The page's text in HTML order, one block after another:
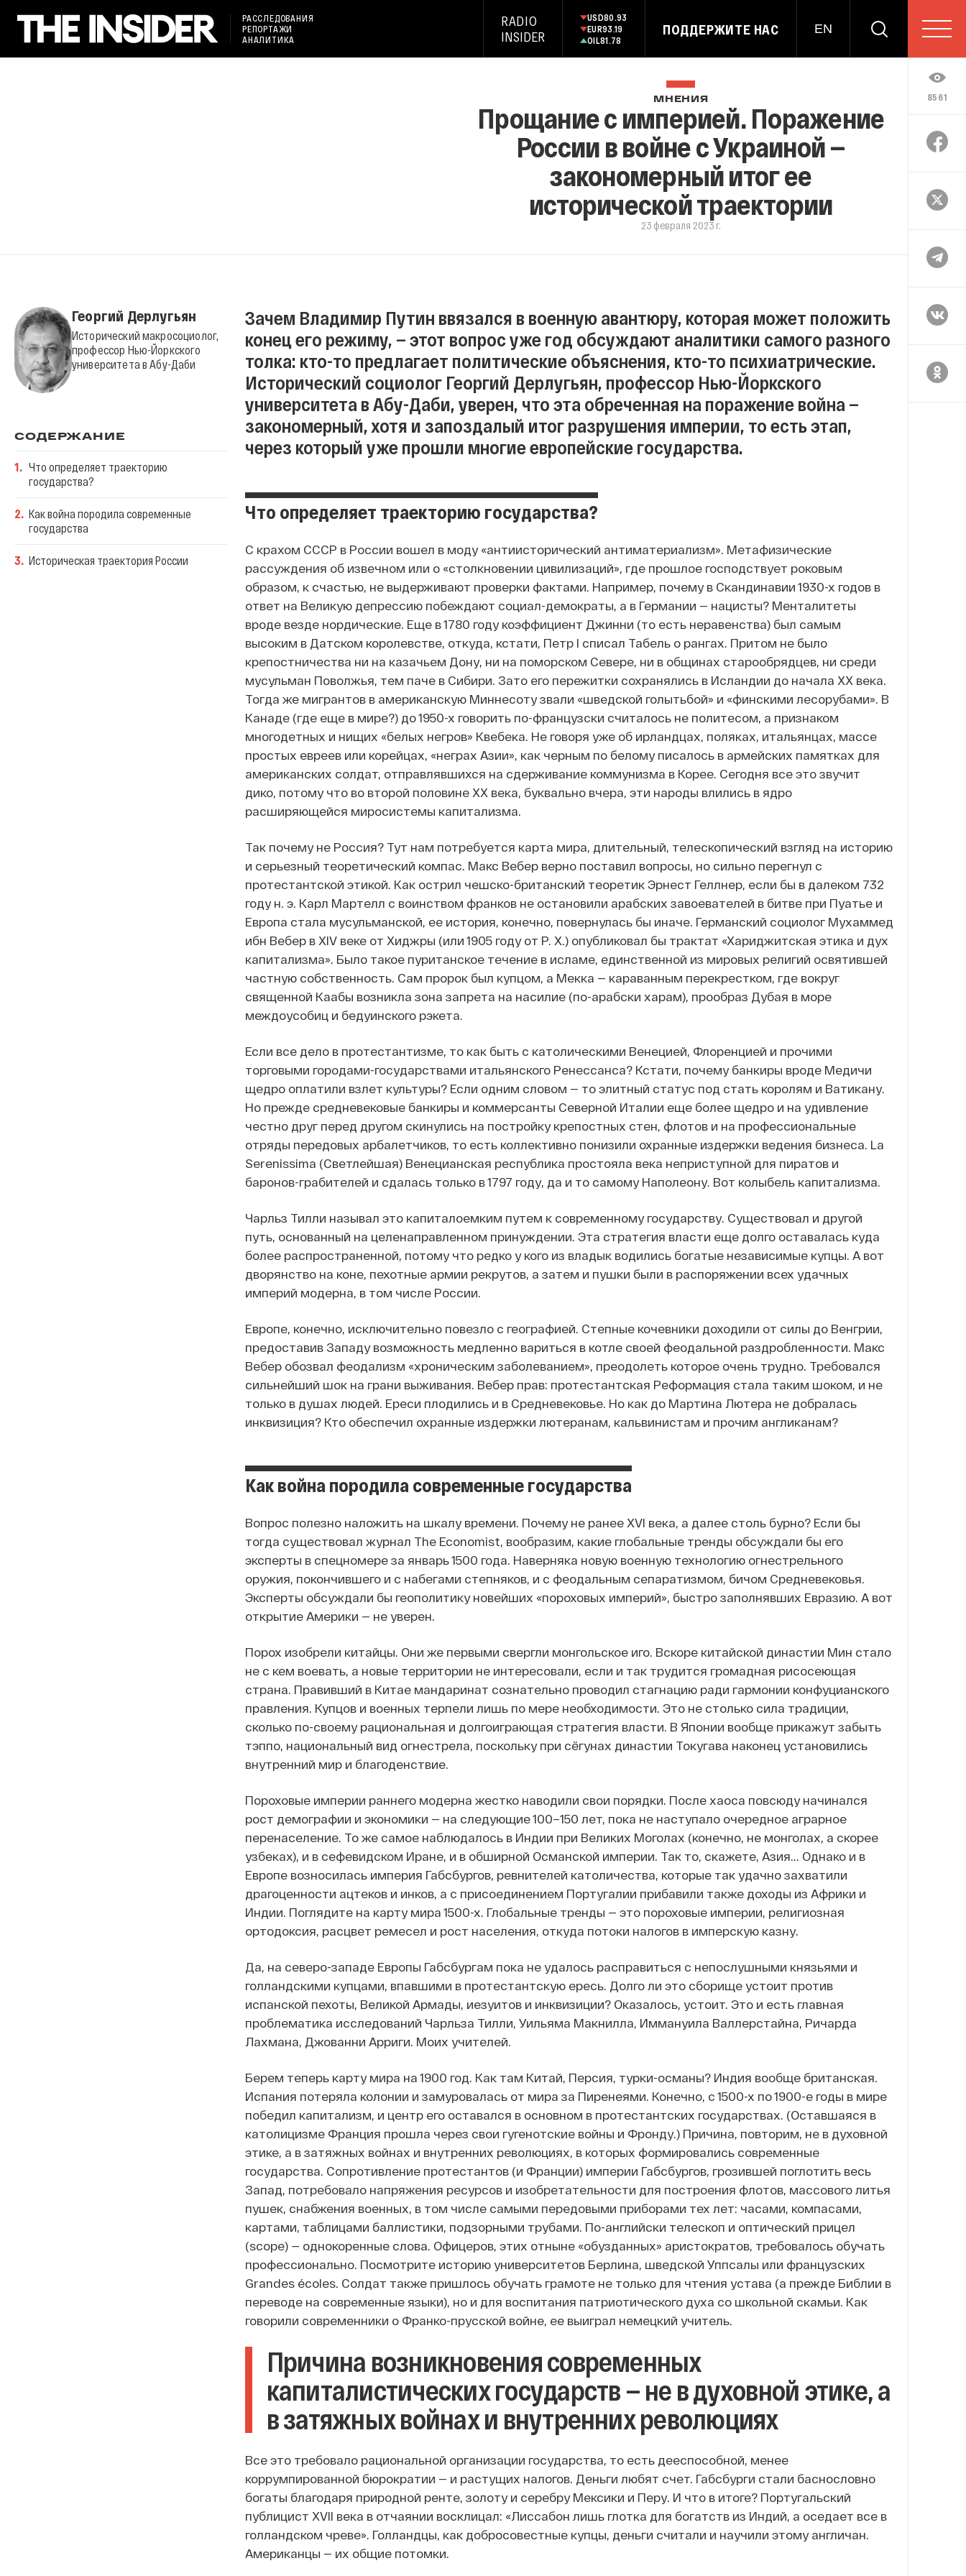
РАССЛЕДОВАНИЯ
РЕПОРТАЖИ
АНАЛИТИКА
RADIO
INSIDER
USD80.93
EUR93.19
OIL81.78
ПОДДЕРЖИТЕ НАС EN
8561
МНЕНИЯ
Прощание с империей. Поражение
России в войне с Украиной —
закономерный итог ее
исторической траектории
23 февраля 2023 г.
Георгий Дерлугьян
Исторический макросоциолог,
профессор Нью-Йоркского
университета в Абу-Даби
СОДЕРЖАНИЕ
1. Что определяет траекторию
государства?
2. Как война породила современные
государства
3. Историческая траектория России
Зачем Владимир Путин ввязался в военную авантюру, которая может положить
конец его режиму, — этот вопрос уже год обсуждают аналитики самого разного
толка: кто-то предлагает политические объяснения, кто-то психиатрические.
Исторический социолог Георгий Дерлугьян, профессор Нью-Йоркского
университета в Абу-Даби, уверен, что эта обреченная на поражение война —
закономерный, хотя и запоздалый итог разрушения империи, то есть этап,
через который уже прошли многие европейские государства.
Что определяет траекторию государства?
С крахом СССР в России вошел в моду «антиисторический антиматериализм». Метафизические
рассуждения об извечном или о «столкновении цивилизаций», где прошлое господствует роковым
образом, к счастью, не выдерживают проверки фактами. Например, почему в Скандинавии 1930-х годов в
ответ на Великую депрессию побеждают социал-демократы, а в Германии — нацисты? Менталитеты
вроде везде нордические. Еще в 1780 году коэффициент Джинни (то есть неравенства) был самым
высоким в Датском королевстве, откуда, кстати, Петр І списал Табель о рангах. Притом не было
крепостничества ни на казачьем Дону, ни на поморском Севере, ни в общинах старообрядцев, ни среди
мусульман Поволжья, тем паче в Сибири. Зато его пережитки сохранялись в Исландии до начала ХХ века.
Тогда же мигрантов в американскую Миннесоту звали «шведской голытьбой» и «финскими лесорубами». В
Канаде (где еще в мире?) до 1950-х говорить по-французски считалось не политесом, а признаком
многодетных и нищих «белых негров» Квебека. Не говоря уже об ирландцах, поляках, итальянцах, массе
простых евреев или корейцах, «неграх Азии», как черным по белому писалось в армейских памятках для
американских солдат, отправлявшихся на сдерживание коммунизма в Корее. Сегодня все это звучит
дико, потому что во второй половине ХХ века, буквально вчера, эти народы влились в ядро
расширяющейся миросистемы капитализма.
Так почему не Россия? Тут нам потребуется карта мира, длительный, телескопический взгляд на историю
и серьезный теоретический компас. Макс Вебер верно поставил вопросы, но сильно перегнул с
протестантской этикой. Как острил чешско-британский теоретик Эрнест Геллнер, если бы в далеком 732
году н. э. Карл Мартелл с воинством франков не остановили арабских завоевателей в битве при Пуатье и
Европа стала мусульманской, ее история, конечно, повернулась бы иначе. Германский социолог Мухаммед
ибн Вебер в XIV веке от Хиджры (или 1905 году от Р. Х.) опубликовал бы трактат «Хариджитская этика и дух
капитализма». Было такое пуританское течение в исламе, единственной из мировых религий освятившей
частную собственность. Сам пророк был купцом, а Мекка — караванным перекрестком, где вокруг
священной Каабы возникла зона запрета на насилие (по-арабски харам), прообраз Дубая в море
междоусобиц и бедуинского рэкета.
Если все дело в протестантизме, то как быть с католическими Венецией, Флоренцией и прочими
торговыми городами-государствами итальянского Ренессанса? Кстати, почему банкиры вроде Медичи
щедро оплатили взлет культуры? Если одним словом — то элитный статус под стать королям и Ватикану.
Но прежде средневековые банкиры и коммерсанты Северной Италии еще более щедро и на удивление
честно друг перед другом скинулись на постройку крепостных стен, флотов и на профессиональные
отряды передовых арбалетчиков, то есть коллективно понизили охранные издержки ведения бизнеса. La
Serenissima (Светлейшая) Венецианская республика простояла века неприступной для пиратов и
баронов-грабителей и сдалась только в 1797 году, да и то самому Наполеону. Вот колыбель капитализма.
Чарльз Тилли называл это капиталоемким путем к современному государству. Существовал и другой
путь, основанный на целенаправленном принуждении. Эта стратегия власти еще долго оставалась куда
более распространенной, потому что редко у кого из владык водились богатые независимые купцы. А вот
дворянство на коне, пехотные армии рекрутов, а затем и пушки были в распоряжении всех удачных
империй модерна, в том числе России.
Европе, конечно, исключительно повезло с географией. Степные кочевники доходили от силы до Венгрии,
предоставив Западу возможность медленно вариться в котле своей феодальной раздробленности. Макс
Вебер обозвал феодализм «хроническим заболеванием», преодолеть которое очень трудно. Требовался
сильнейший шок на грани выживания. Вебер прав: протестантская Реформация стала таким шоком, и не
только в душах людей. Ереси плодились и в Средневековье. Но как до Мартина Лютера не добралась
инквизиция? Кто обеспечил охранные издержки лютеранам, кальвинистам и прочим англиканам?
Как война породила современные государства
Вопрос полезно наложить на шкалу времени. Почему не ранее XVI века, а далее столь бурно? Если бы
тогда существовал журнал The Economist, вообразим, какие глобальные тренды обсуждали бы его
эксперты в спецномере за январь 1500 года. Наверняка новую военную технологию огнестрельного
оружия, покончившего и с набегами степняков, и с феодальным сепаратизмом, бичом Средневековья.
Эксперты обсуждали бы геополитику новейших «пороховых империй», быстро заполнявших Евразию. А вот
открытие Америки — не уверен.
Порох изобрели китайцы. Они же первыми свергли монгольское иго. Вскоре китайской династии Мин стало
не с кем воевать, а новые территории не интересовали, если и так трудится громадная рисосеющая
страна. Правивший в Китае мандаринат сознательно проводил стагнацию ради гармонии конфуцианского
правления. Купцов и военных терпели лишь по мере необходимости. Это не столько сила традиции,
сколько по-своему рациональная и долгоиграющая стратегия власти. В Японии вообще прикажут забыть
тэппо, национальный вид огнестрела, поскольку при сёгунах династии Токугава наконец установились
внутренний мир и благоденствие.
Пороховые империи раннего модерна жестко наводили свои порядки. После хаоса повсюду начинался
рост демографии и экономики — на следующие 100–150 лет, пока не наступало очередное аграрное
перенаселение. То же самое наблюдалось в Индии при Великих Моголах (конечно, не монголах, а скорее
узбеках), и в сефевидском Иране, и в обширной Османской империи. Так то, скажете, Азия... Однако и в
Европе возносилась империя Габсбургов, ревнителей католичества, которые так удачно захватили
драгоценности ацтеков и инков, а с присоединением Португалии прибавили также доходы из Африки и
Индии. Поглядите на карту мира 1500-х. Глобальные тренды — это пороховые империи, религиозная
ортодоксия, расцвет ремесел и рост населения, откуда потоки налогов в имперскую казну.
Да, на северо-западе Европы Габсбургам пока не удалось расправиться с непослушными князьями и
голландскими купцами, впавшими в протестантскую ересь. Долго ли это сборище устоит против
испанской пехоты, Великой Армады, иезуитов и инквизиции? Оказалось, устоит. Это и есть главная
проблематика исследований Чарльза Тилли, Уильяма Макнилла, Иммануила Валлерстайна, Ричарда
Лахмана, Джованни Арриги. Моих учителей.
Берем теперь карту мира на 1900 год. Как там Китай, Персия, турки-османы? Индия вообще британская.
Испания потеряла колонии и замуровалась от мира за Пиренеями. Конечно, с 1500-х по 1900-е годы в мире
победил капитализм, и центр его оставался в основном в протестантских государствах. (Оставшаяся в
католицизме Франция прошла через свои гугенотские войны и Фронду.) Причина, повторим, не в духовной
этике, а в затяжных войнах и внутренних революциях, в которых формировались современные
государства. Сопротивление протестантов (и Франции) империи Габсбургов, грозившей поглотить весь
Запад, потребовало напряжения ресурсов и изобретательности для построения флотов, массового литья
пушек, снабжения военных, в том числе самыми передовыми приборами тех лет: часами, компасами,
картами, таблицами баллистики, подзорными трубами. По-английски телескоп и оптический прицел
(scope) — однокоренные слова. Офицеров, этих отныне «обузданных» аристократов, требовалось обучать
профессионально. Посмотрите историю университетов Берлина, шведской Уппсалы или французских
Grandes écoles. Солдат также пришлось обучать грамоте не только для чтения устава (а прежде Библии в
переводе на современные языки), но и для воспитания патриотического духа со школьной скамьи. Как
говорили современники о Франко-прусской войне, ее выиграл немецкий учитель.
Причина возникновения современных
капиталистических государств — не в духовной этике, а
в затяжных войнах и внутренних революциях
Все это требовало рациональной организации государства, то есть дееспособной, менее
коррумпированной бюрократии — и растущих налогов. Деньги любят счет. Габсбурги стали баснословно
богаты благодаря природной ренте, золоту и серебру Мексики и Перу. И что в итоге? Португальский
публицист XVII века в отчаянии восклицал: «Лиссабон лишь глотка для богатств из Индий, а оседает все в
голландском чреве». Голландцы, как добросовестные купцы, деньги считали и научили этому англичан.
Американцы — их общие потомки.